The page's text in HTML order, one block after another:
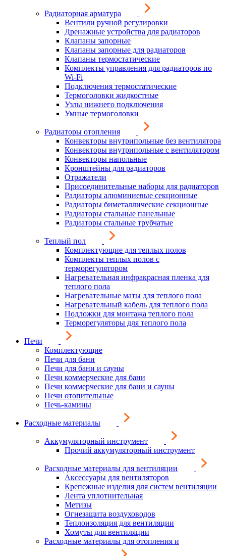
Радиаторная арматура
Вентили ручной регулировки
Дренажные устройства для радиаторов
Клапаны запорные
Клапаны запорные для радиаторов
Клапаны термостатические
Комплекты управления для радиаторов по
Wi-Fi
Подключения термостатические
Термоголовки жидкостные
Узлы нижнего подключения
Умные термоголовки
Радиаторы отопления
Конвекторы внутрипольные без вентилятора
Конвекторы внутрипольные с вентилятором
Конвекторы напольные
Кронштейны для радиаторов
Отражатели
Присоединительные наборы для радиаторов
Радиаторы алюминиевые секционные
Радиаторы биметаллические секционные
Радиаторы стальные панельные
Радиаторы стальные трубчатые
Теплый пол
Комплектующие для теплых полов
Комплекты теплых полов с
терморегулятором
Нагревательная инфракрасная пленка для
теплого пола
Нагревательные маты для теплого пола
Нагревательный кабель для теплого пола
Подложки для монтажа теплого пола
Терморегуляторы для теплого пола
Печи
Комплектующие
Печи для бани
Печи для бани и сауны
Печи коммерческие для бани
Печи коммерческие для бани и сауны
Печи отопительные
Печь-камины
Расходные материалы
Аккумуляторный инструмент
Прочий аккумуляторный инструмент
Расходные материалы для вентиляции
Аксессуары для вентиляторов
Крепежные изделия для систем вентиляции
Лента уплотнительная
Метизы
Огнезащита воздуховодов
Теплоизоляция для вентиляции
Хомуты для вентиляции
Расходные материалы для отопления и